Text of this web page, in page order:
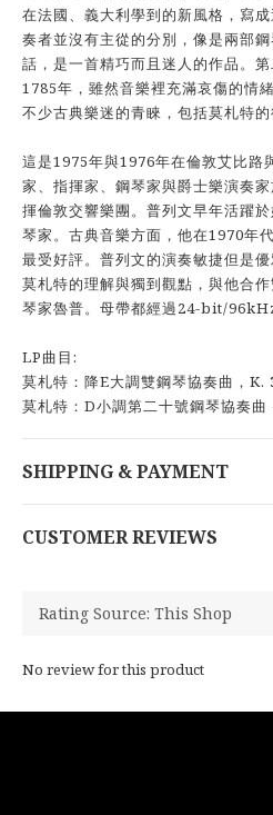
在法國、義大利學到的新風格，寫
奏者並沒有主從的分別，像是兩部
話，是一首精巧而且迷人的作品。
1785年，雖然音樂裡充滿哀傷的情
不少古典樂迷的青睞，包括莫札特的
這是1975年與1976年在倫敦艾比路
家、指揮家、鋼琴家與爵士樂演奏
揮倫敦交響樂團。普列文早年活躍
琴家。古典音樂方面，他在1970年
最受好評。普列文的演奏敏捷但是
莫札特的理解與獨到觀點，與他合
琴家魯普。母帶都經過24-bit/96kHz
LP曲目:
莫札特：降E大調雙鋼琴協奏曲，K.
莫札特：D小調第二十號鋼琴協奏曲
SHIPPING & PAYMENT
CUSTOMER REVIEWS
No review for this product